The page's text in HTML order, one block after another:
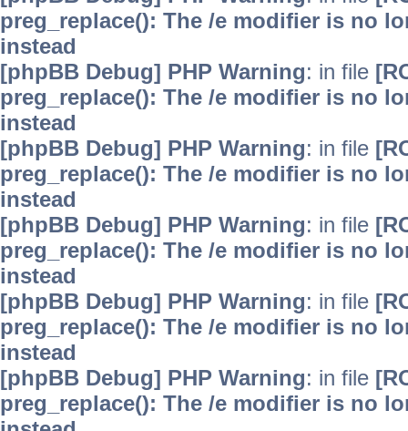
preg_replace(): The /e modifier is no
instead
[phpBB Debug] PHP Warning: in file
preg_replace(): The /e modifier is no
instead
[phpBB Debug] PHP Warning: in file
preg_replace(): The /e modifier is no
instead
[phpBB Debug] PHP Warning: in file
preg_replace(): The /e modifier is no
instead
[phpBB Debug] PHP Warning: in file
preg_replace(): The /e modifier is no
instead
[phpBB Debug] PHP Warning: in file
preg_replace(): The /e modifier is no